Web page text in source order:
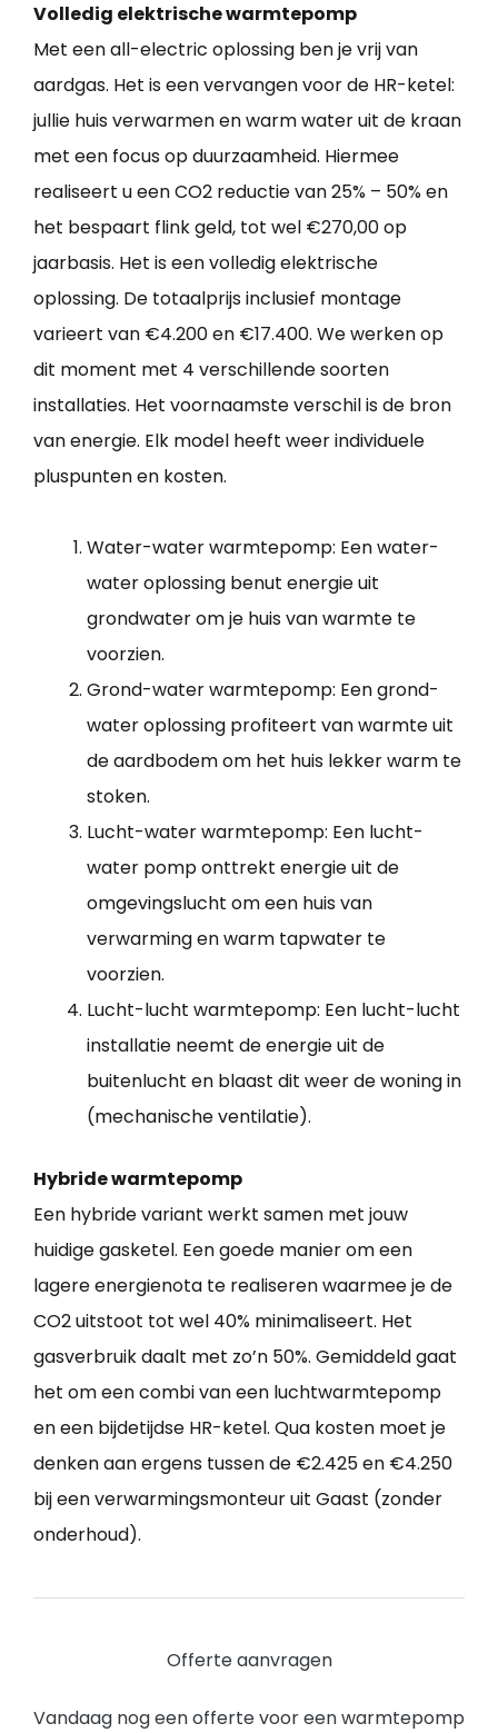
Volledig elektrische warmtepomp
Met een all-electric oplossing ben je vrij van
aardgas. Het is een vervangen voor de HR-ketel:
jullie huis verwarmen en warm water uit de kraan
met een focus op duurzaamheid. Hiermee
realiseert u een CO2 reductie van 25% – 50% en
het bespaart flink geld, tot wel €270,00 op
jaarbasis. Het is een volledig elektrische
oplossing. De totaalprijs inclusief montage
varieert van €4.200 en €17.400. We werken op
dit moment met 4 verschillende soorten
installaties. Het voornaamste verschil is de bron
van energie. Elk model heeft weer individuele
pluspunten en kosten.
Water-water warmtepomp: Een water-
water oplossing benut energie uit
grondwater om je huis van warmte te
voorzien.
Grond-water warmtepomp: Een grond-
water oplossing profiteert van warmte uit
de aardbodem om het huis lekker warm te
stoken.
Lucht-water warmtepomp: Een lucht-
water pomp onttrekt energie uit de
omgevingslucht om een huis van
verwarming en warm tapwater te
voorzien.
Lucht-lucht warmtepomp: Een lucht-lucht
installatie neemt de energie uit de
buitenlucht en blaast dit weer de woning in
(mechanische ventilatie).
Hybride warmtepomp
Een hybride variant werkt samen met jouw
huidige gasketel. Een goede manier om een
lagere energienota te realiseren waarmee je de
CO2 uitstoot tot wel 40% minimaliseert. Het
gasverbruik daalt met zo’n 50%. Gemiddeld gaat
het om een combi van een luchtwarmtepomp
en een bijdetijdse HR-ketel. Qua kosten moet je
denken aan ergens tussen de €2.425 en €4.250
bij een verwarmingsmonteur uit Gaast (zonder
onderhoud).
Offerte aanvragen
Vandaag nog een offerte voor een warmtepomp